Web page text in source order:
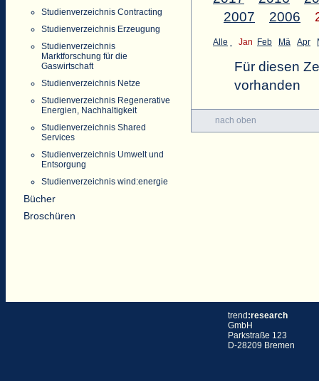
Studienverzeichnis Contracting
Studienverzeichnis Erzeugung
Studienverzeichnis
Marktforschung für die
Gaswirtschaft
Studienverzeichnis Netze
Studienverzeichnis Regenerative
Energien, Nachhaltigkeit
Studienverzeichnis Shared
Services
Studienverzeichnis Umwelt und
Entsorgung
Studienverzeichnis wind:energie
Bücher
Broschüren
2007
2006
Alle Jan Feb Mä Apr
Für diesen
vorhanden
nach oben
trend :research
GmbH
Parkstraße 123
D-28209 Bremen